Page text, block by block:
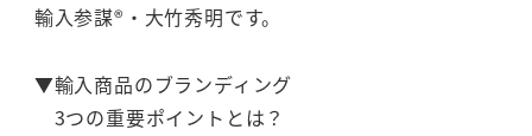
輸入参謀®・大竹秀明です。
▼輸入商品のブランディング
3つの重要ポイントとは？